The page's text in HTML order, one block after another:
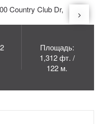
Площадь:
1,312 фт. /
122 м.